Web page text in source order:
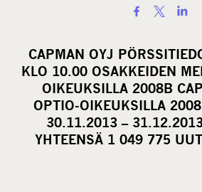
a
r
e
o
n
s
CAPMAN OYJ
KLO 10.00 OSAKKEIDEN
OIKEUKSILLA 2008B
OPTIO-OIKEUKSILLA
30.11.2013 –
YHTEENSÄ 1 049 775